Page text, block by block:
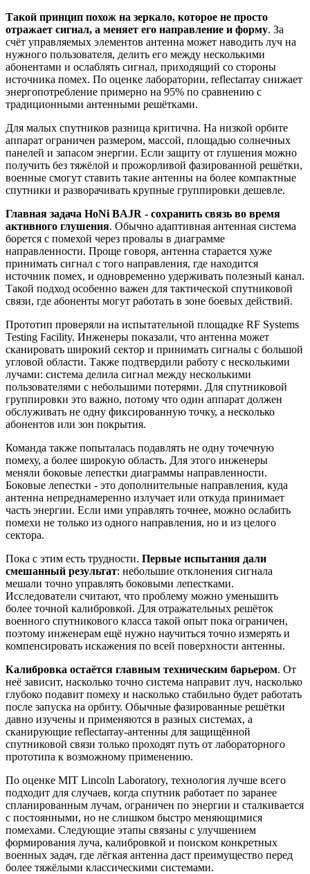
Такой принцип похож на зеркало, которое не просто
отражает сигнал, а меняет его направление и форму. За
счёт управляемых элементов антенна может наводить луч на
нужного пользователя, делить его между несколькими
абонентами и ослаблять сигнал, приходящий со стороны
источника помех. По оценке лаборатории, reflectarray снижает
энергопотребление примерно на 95% по сравнению с
традиционными антенными решётками.
Для малых спутников разница критична. На низкой орбите
аппарат ограничен размером, массой, площадью солнечных
панелей и запасом энергии. Если защиту от глушения можно
получить без тяжёлой и прожорливой фазированной решётки,
военные смогут ставить такие антенны на более компактные
спутники и разворачивать крупные группировки дешевле.
Главная задача HoNi BAJR - сохранить связь во время
активного глушения. Обычно адаптивная антенная система
борется с помехой через провалы в диаграмме
направленности. Проще говоря, антенна старается хуже
принимать сигнал с того направления, где находится
источник помех, и одновременно удерживать полезный канал.
Такой подход особенно важен для тактической спутниковой
связи, где абоненты могут работать в зоне боевых действий.
Прототип проверяли на испытательной площадке RF Systems
Testing Facility. Инженеры показали, что антенна может
сканировать широкий сектор и принимать сигналы с большой
угловой области. Также подтвердили работу с несколькими
лучами: система делила сигнал между несколькими
пользователями с небольшими потерями. Для спутниковой
группировки это важно, потому что один аппарат должен
обслуживать не одну фиксированную точку, а несколько
абонентов или зон покрытия.
Команда также попыталась подавлять не одну точечную
помеху, а более широкую область. Для этого инженеры
меняли боковые лепестки диаграммы направленности.
Боковые лепестки - это дополнительные направления, куда
антенна непреднамеренно излучает или откуда принимает
часть энергии. Если ими управлять точнее, можно ослабить
помехи не только из одного направления, но и из целого
сектора.
Пока с этим есть трудности. Первые испытания дали
смешанный результат: небольшие отклонения сигнала
мешали точно управлять боковыми лепестками.
Исследователи считают, что проблему можно уменьшить
более точной калибровкой. Для отражательных решёток
военного спутникового класса такой опыт пока ограничен,
поэтому инженерам ещё нужно научиться точно измерять и
компенсировать искажения по всей поверхности антенны.
Калибровка остаётся главным техническим барьером. От
неё зависит, насколько точно система направит луч, насколько
глубоко подавит помеху и насколько стабильно будет работать
после запуска на орбиту. Обычные фазированные решётки
давно изучены и применяются в разных системах, а
сканирующие reflectarray-антенны для защищённой
спутниковой связи только проходят путь от лабораторного
прототипа к возможному применению.
По оценке MIT Lincoln Laboratory, технология лучше всего
подходит для случаев, когда спутник работает по заранее
спланированным лучам, ограничен по энергии и сталкивается
с постоянными, но не слишком быстро меняющимися
помехами. Следующие этапы связаны с улучшением
формирования луча, калибровкой и поиском конкретных
военных задач, где лёгкая антенна даст преимущество перед
более тяжёлыми классическими системами.